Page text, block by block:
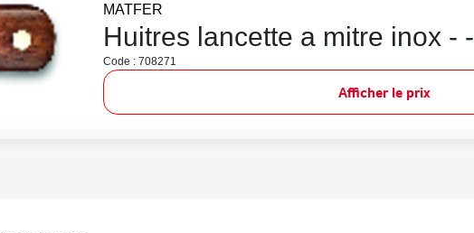
MATFER
Huitres lancette a mitre inox - -
Code : 708271
Afficher le prix